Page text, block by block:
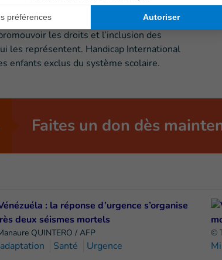
de vie des détenus. Handicap International
pour réduire la mortalité des mères et
les droits et l’inclusion des
les représentent. Handicap International
enfants exclus du système scolaire.
Faites un don dès
QUINTERO / AFP
Santé Urgence
©